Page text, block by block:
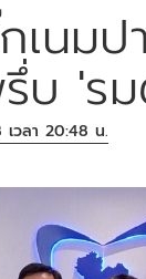
เนมป
บ 'ร
เวลา 20:48 น.